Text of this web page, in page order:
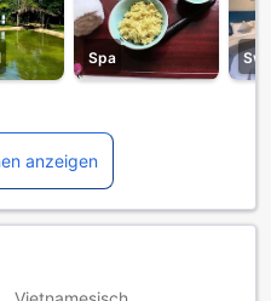
Spa
anzeigen